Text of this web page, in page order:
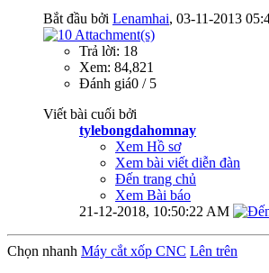
Bắt đầu bởi Lenamhai‎, 03-11-2013
Trả lời: 18
Xem: 84,821
Đánh giá0 / 5
Viết bài cuối bởi
tylebongdahomnay
Xem Hồ sơ
Xem bài viết diễn đàn
Đến trang chủ
Xem Bài báo
21-12-2018, 10:50:22 AM
Chọn nhanh Máy cắt xốp CNC Lên trên